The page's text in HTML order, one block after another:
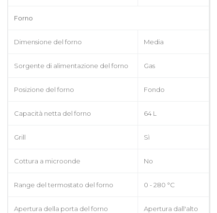
Forno
Dimensione del forno Media
Sorgente di alimentazione del forno Gas
Posizione del forno Fondo
Capacità netta del forno 64 L
Grill Sì
Cottura a microonde No
Range del termostato del forno 0 - 280 °C
Apertura della porta del forno
Apertura dall'alto